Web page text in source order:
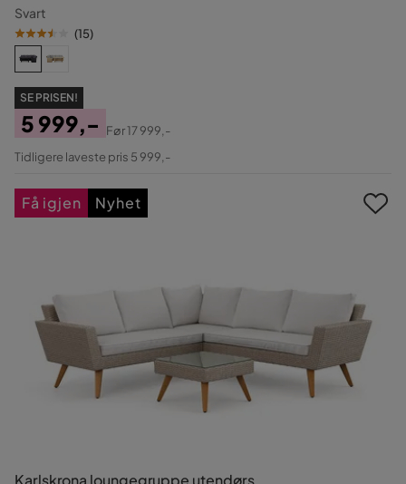
Svart
(15)
SE PRISEN!
Pris
5 999,-
Original
Før17 999,-
Tidligere laveste pris 5 999,-
Karlskrona loungegruppe utendørs
Få igjen Nyhet